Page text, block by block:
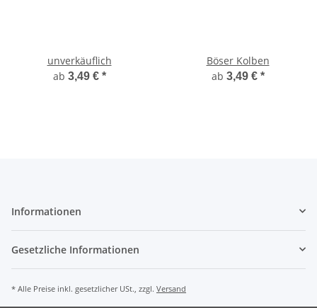
unverkäuflich
ab 3,49 € *
Böser Kolben
ab 3,49 € *
Informationen
Gesetzliche Informationen
* Alle Preise inkl. gesetzlicher USt., zzgl. Versand